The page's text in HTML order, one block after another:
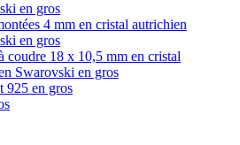
en gros
4 mm en cristal autrichien
en gros
coudre 18 x 10,5 mm en cristal
Swarovski en gros
925 en gros